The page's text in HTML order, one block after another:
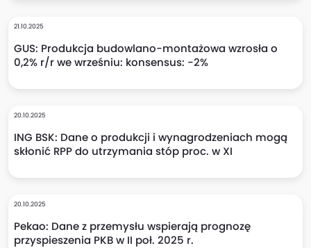
21.10.2025
GUS: Produkcja budowlano-montażowa wzrosła o
0,2% r/r we wrześniu: konsensus: -2%
20.10.2025
ING BSK: Dane o produkcji i wynagrodzeniach mogą
skłonić RPP do utrzymania stóp proc. w XI
20.10.2025
Pekao: Dane z przemysłu wspierają prognozę
przyspieszenia PKB w II poł. 2025 r.